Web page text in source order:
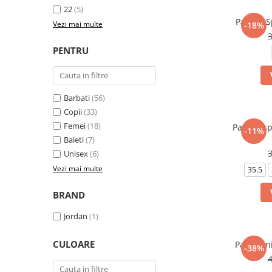
22(5)
Vezi mai multe
PENTRU
Barbati(56)
Copii(33)
Femei(18)
Baieti(7)
Unisex(6)
Vezi mai multe
BRAND
Jordan (1)
CULOARE
-18%
Pantofi
-11%
Pantofi
35.5
-38%